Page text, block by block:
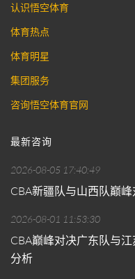
认识悟空体育
体育热点
体育明星
集团服务
咨询悟空体育官网
最新咨询
2026-08-05 17:40:49
CBA新疆队与山西队巅
2026-08-01 11:53:30
CBA巅峰对决广东队与
分析